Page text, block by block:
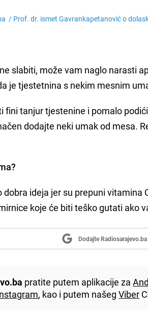
/ Prof. dr. ismet Gavrankapetanović o
slabiti, može vam naglo narasti
je tjestetnina s nekim mesnim
fini tanjur tjestenine i pomalo
dodajte neki umak od mesa.
dobra ideja jer su prepuni
koje će biti teško gutati ako
Dodajte
pratite putem aplikacije za
, kao i putem našegViber